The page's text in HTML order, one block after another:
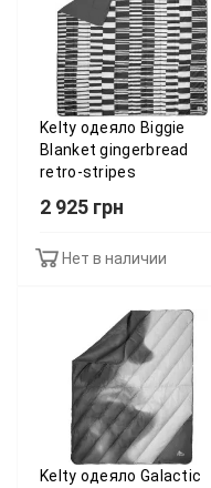
Kelty одеяло Biggie
Blanket gingerbread
retro-stripes
2 925 грн
Нет в наличии
Kelty одеяло Galactic